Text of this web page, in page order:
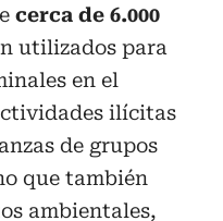
cerca de 6.000
utilizados para
en el
ilícitas
de grupos
que también
ambientales,